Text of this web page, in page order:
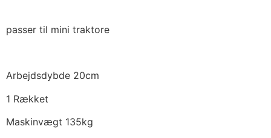
passer til mini traktore
Arbejdsdybde 20cm
1 Rækket
Maskinvægt 135kg